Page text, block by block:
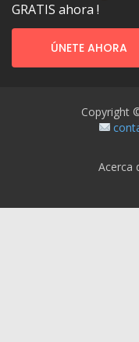
GRATIS ahora !
ÚNETE AHORA
Copyright
Acerca